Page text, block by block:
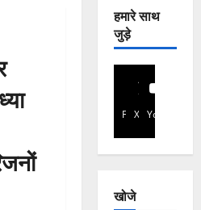
हमारे साथ
जुड़े
Facebook
X YouTube
खोजे